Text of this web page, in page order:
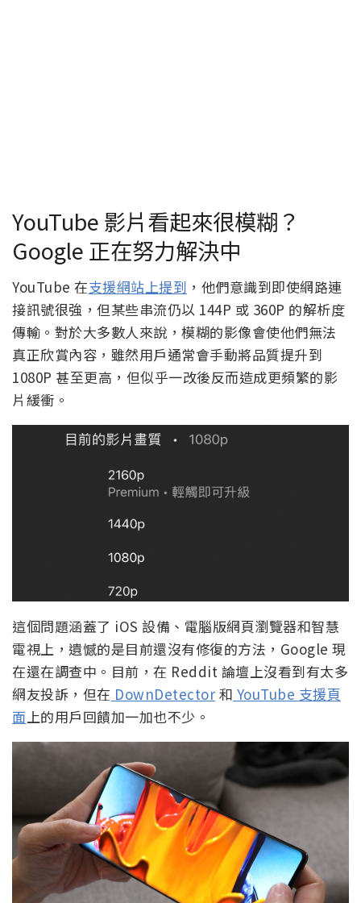
YouTube 影片看起來很模糊？
Google 正在努力解決中
YouTube 在支援網站上提到 ，他們意識到即使網路連
接訊號很強，但某些串流仍以 144P 或 360P 的解析度
傳輸。對於大多數人來說，模糊的影像會使他們無法
真正欣賞內容，雖然用戶通常會手動將品質提升到
1080P 甚至更高，但似乎一改後反而造成更頻繁的影
片緩衝。
這個問題涵蓋了 iOS 設備、電腦版網頁瀏覽器和智慧
電視上，遺憾的是目前還沒有修復的方法，Google 現
在還在調查中。目前，在 Reddit 論壇上沒看到有太多
網友投訴，但在 DownDetector 和 YouTube 支援頁
面上的用戶回饋加一加也不少。